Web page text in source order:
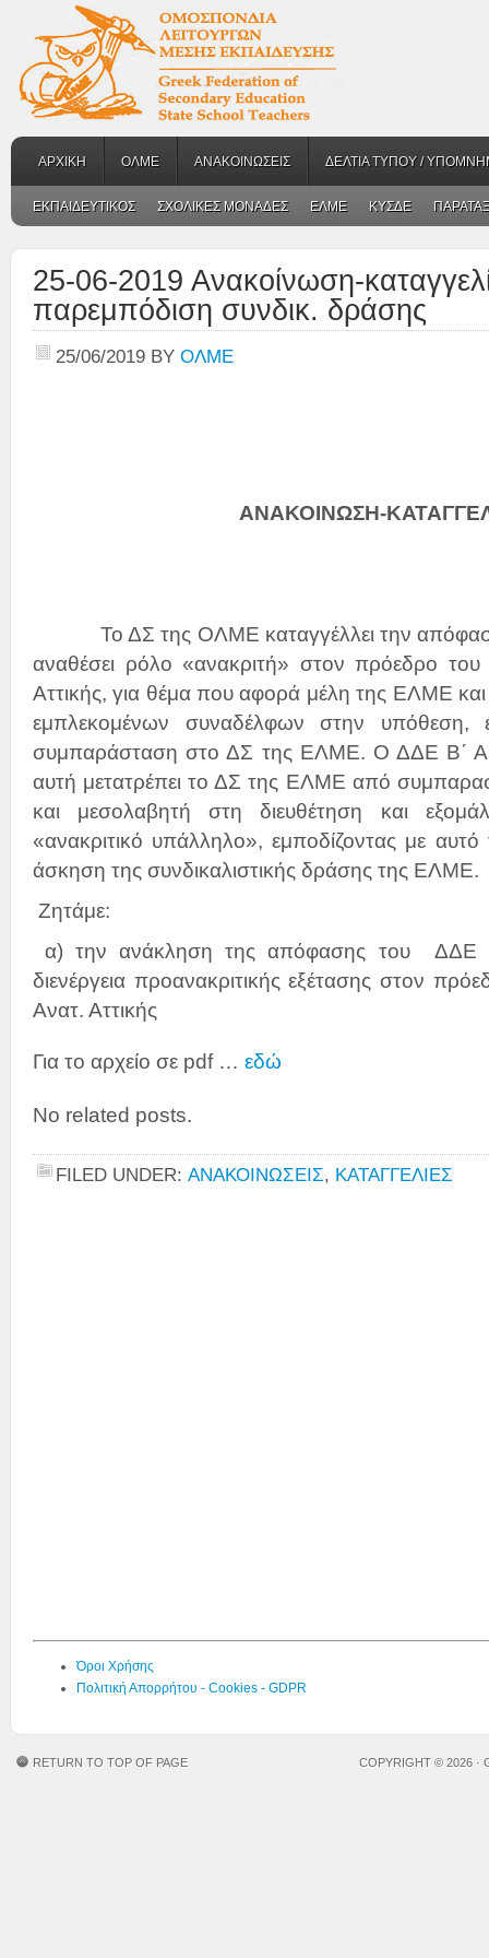
ΑΡΧΙΚΗ ΟΛΜΕ ΑΝΑΚΟΙΝΩΣΕΙΣ ΔΕΛΤΙΑ ΤΥΠΟΥ /
ΕΚΠΑΙΔΕΥΤΙΚΟΣ ΣΧΟΛΙΚΕΣ ΜΟΝΑΔΕΣ ΕΛΜΕ ΚΥΣΔΕ
25-06-2019 Ανακοίνωση-
παρεμπόδιση συνδικ. δράσης
25/06/2019 BY ΟΛΜΕ
ΑΝΑΚΟΙΝΩΣΗ-
Το ΔΣ της ΟΛΜΕ καταγγέλλει την
αναθέσει ρόλο «ανακριτή» στον πρόεδρο
Αττικής, για θέμα που αφορά μέλη της ΕΛΜΕ και
εμπλεκομένων συναδέλφων στην υπόθεση,
συμπαράσταση στο ΔΣ της ΕΛΜΕ. Ο ΔΔΕ Β΄
αυτή μετατρέπει το ΔΣ της ΕΛΜΕ από
και μεσολαβητή στη διευθέτηση και
«ανακριτικό υπάλληλο», εμποδίζοντας με
άσκηση της συνδικαλιστικής δράσης της ΕΛΜΕ.
Ζητάμε:
α) την ανάκληση της απόφασης του ΔΔΕ
διενέργεια προανακριτικής εξέτασης στον
Ανατ. Αττικής
Για το αρχείο σε pdf … εδώ
No related posts.
FILED UNDER: ΑΝΑΚΟΙΝΩΣΕΙΣ, ΚΑΤΑΓΓΕΛΙΕΣ
Όροι Χρήσης
Πολιτική Απορρήτου - Cookies - GDPR
RETURN TO TOP OF PAGE COPYRIGHT © 2026 ·